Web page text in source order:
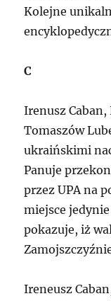
Kolejne
C
Irenusz
Tomaszów
ukraińskimi
Panuje
przez UPA na
miejsce
pokazuje, iż
Ireneusz